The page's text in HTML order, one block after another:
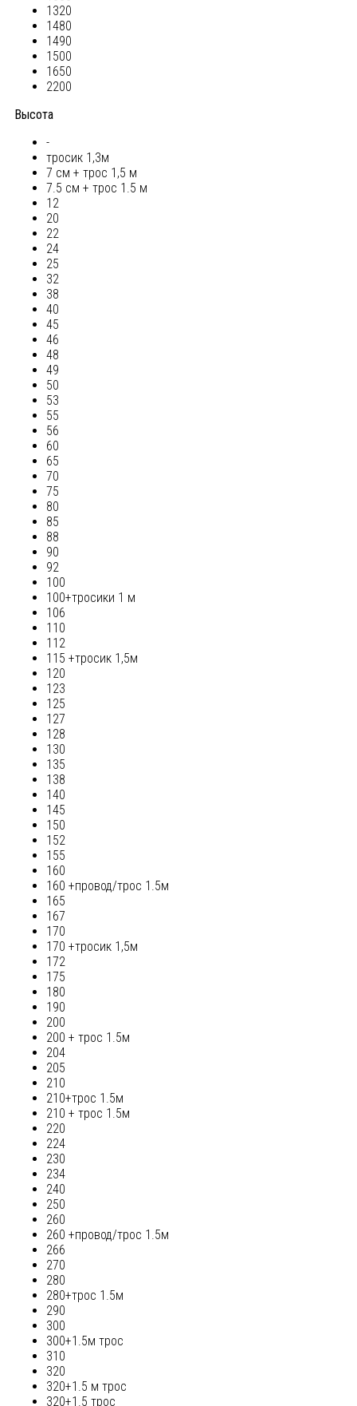
1320
1480
1490
1500
1650
2200
Высота
-
тросик 1,3м
7 см + трос 1,5 м
7.5 см + трос 1.5 м
12
20
22
24
25
32
38
40
45
46
48
49
50
53
55
56
60
65
70
75
80
85
88
90
92
100
100+тросики 1 м
106
110
112
115 +тросик 1,5м
120
123
125
127
128
130
135
138
140
145
150
152
155
160
160 +провод/трос 1.5м
165
167
170
170 +тросик 1,5м
172
175
180
190
200
200 + трос 1.5м
204
205
210
210+трос 1.5м
210 + трос 1.5м
220
224
230
234
240
250
260
260 +провод/трос 1.5м
266
270
280
280+трос 1.5м
290
300
300+1.5м трос
310
320
320+1.5 м трос
320+1.5 трос